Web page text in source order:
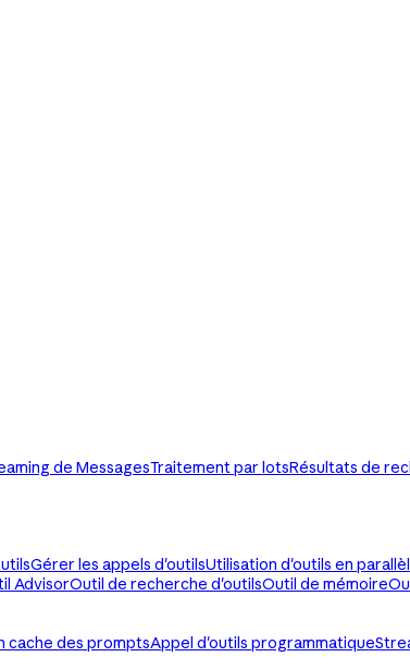
de MessagesTraitement par lotsRésultats de
Gérer les appels d'outilsUtilisation d'outils en
AdvisorOutil de recherche d'outilsOutil de mémoire
cache des promptsAppel d'outils programmatique